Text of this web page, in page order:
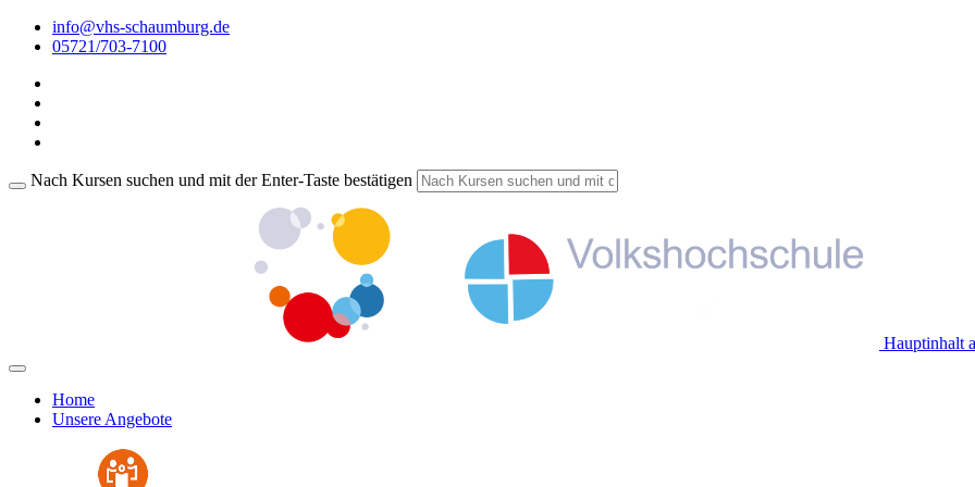
info@vhs-schaumburg.de
05721/703-7100
Nach Kursen suchen und mit der Enter-Taste bestätigen
Hauptinhalt
Home
Unsere Angebote